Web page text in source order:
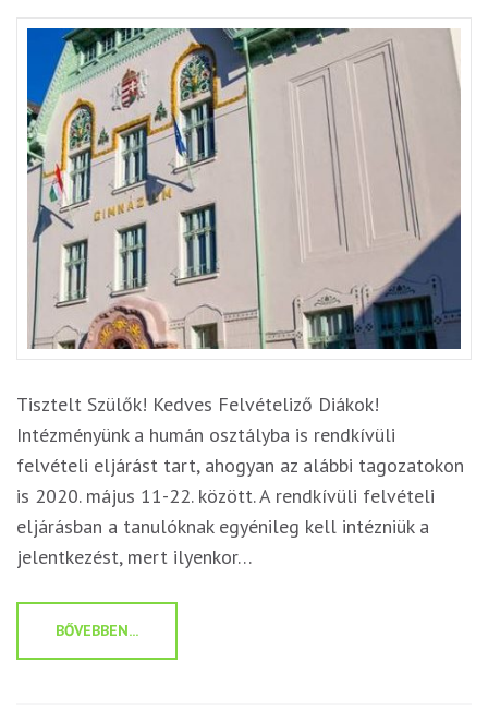
Tisztelt Szülők! Kedves Felvételiző Diákok!
Intézményünk a humán osztályba is rendkívüli
felvételi eljárást tart, ahogyan az alábbi tagozatokon
is 2020. május 11-22. között. A rendkívüli felvételi
eljárásban a tanulóknak egyénileg kell intézniük a
jelentkezést, mert ilyenkor…
BŐVEBBEN...